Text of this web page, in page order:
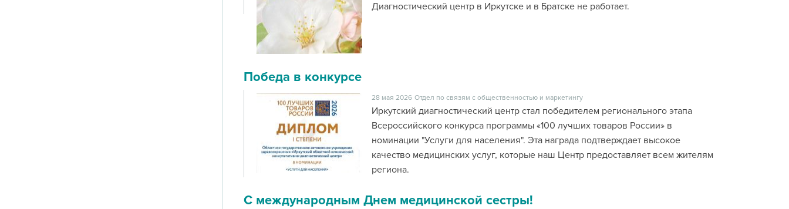
Диагностический центр в Иркутске и в Братске не работает.
Победа в конкурсе
28 мая 2026 Отдел по связям с общественностью и маркетингу
Иркутский диагностический центр стал победителем регионального этапа
Всероссийского конкурса программы «100 лучших товаров России» в
номинации "Услуги для населения". Эта награда подтверждает высокое
качество медицинских услуг, которые наш Центр предоставляет всем жителям
региона.
С международным Днем медицинской сестры!